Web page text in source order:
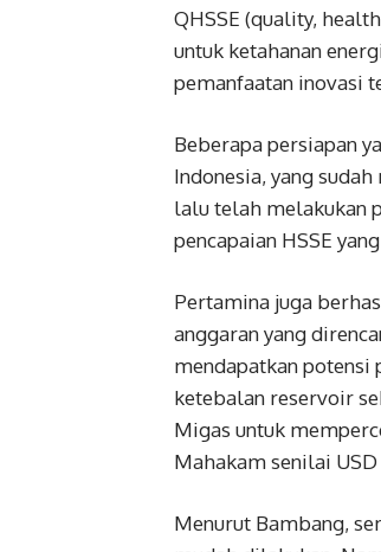
QHSSE (quality,
untuk ketahanan
pemanfaatan inovasi
Beberapa persiapan
Indonesia, yang
lalu telah melakukan
pencapaian HSSE
Pertamina juga
anggaran yang
mendapatkan potensi
ketebalan reservoir
Migas untuk
Mahakam senilai
Menurut Bambang,